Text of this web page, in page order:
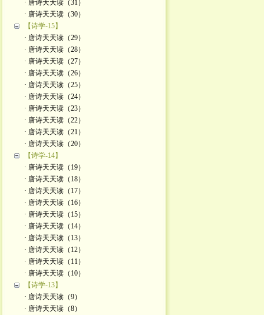
· 唐诗天天读（31）
· 唐诗天天读（30）
【诗学-15】
· 唐诗天天读（29）
· 唐诗天天读（28）
· 唐诗天天读（27）
· 唐诗天天读（26）
· 唐诗天天读（25）
· 唐诗天天读（24）
· 唐诗天天读（23）
· 唐诗天天读（22）
· 唐诗天天读（21）
· 唐诗天天读（20）
【诗学-14】
· 唐诗天天读（19）
· 唐诗天天读（18）
· 唐诗天天读（17）
· 唐诗天天读（16）
· 唐诗天天读（15）
· 唐诗天天读（14）
· 唐诗天天读（13）
· 唐诗天天读（12）
· 唐诗天天读（11）
· 唐诗天天读（10）
【诗学-13】
· 唐诗天天读（9）
· 唐诗天天读（8）